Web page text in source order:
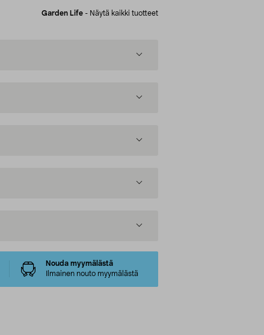
Garden Life - Näytä kaikki tuotteet
Nouda myymälästä
Ilmainen nouto myymälästä